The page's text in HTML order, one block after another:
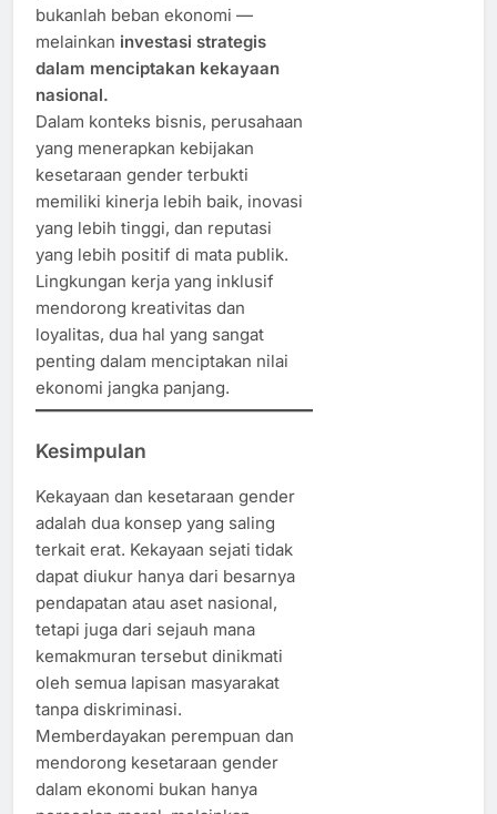
bukanlah beban ekonomi —
melainkan investasi strategis
dalam menciptakan kekayaan
nasional.
Dalam konteks bisnis, perusahaan
yang menerapkan kebijakan
kesetaraan gender terbukti
memiliki kinerja lebih baik, inovasi
yang lebih tinggi, dan reputasi
yang lebih positif di mata publik.
Lingkungan kerja yang inklusif
mendorong kreativitas dan
loyalitas, dua hal yang sangat
penting dalam menciptakan nilai
ekonomi jangka panjang.
Kesimpulan
Kekayaan dan kesetaraan gender
adalah dua konsep yang saling
terkait erat. Kekayaan sejati tidak
dapat diukur hanya dari besarnya
pendapatan atau aset nasional,
tetapi juga dari sejauh mana
kemakmuran tersebut dinikmati
oleh semua lapisan masyarakat
tanpa diskriminasi.
Memberdayakan perempuan dan
mendorong kesetaraan gender
dalam ekonomi bukan hanya